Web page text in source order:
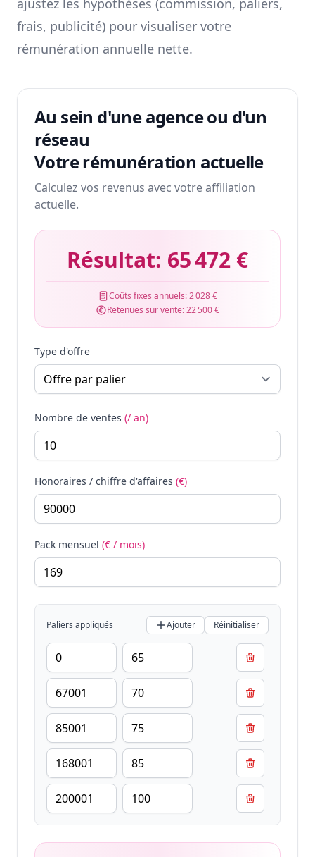
ajustez les hypothèses (commission, paliers,
frais, publicité) pour visualiser votre
rémunération annuelle nette.
Au sein d'une agence ou d'un
réseau
Votre rémunération actuelle
Calculez vos revenus avec votre affiliation
actuelle.
Résultat: 65 472 €
Coûts fixes annuels:2 028 €
Retenues sur vente:22 500 €
Type d'offre
Nombre de ventes (/ an)
Honoraires / chiffre d'affaires (€)
Pack mensuel (€ / mois)
Paliers appliqués Ajouter Réinitialiser